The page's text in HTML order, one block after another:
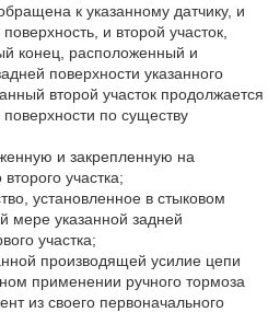
к указанному датчику, и
и второй участок,
конец, расположенный и
поверхности указанного
второй участок продолжается
по существу
и закрепленную на
участка;
установленное в стыковом
мере указанной задней
участка;
производящей усилие цепи
применении ручного тормоза
из своего первоначального